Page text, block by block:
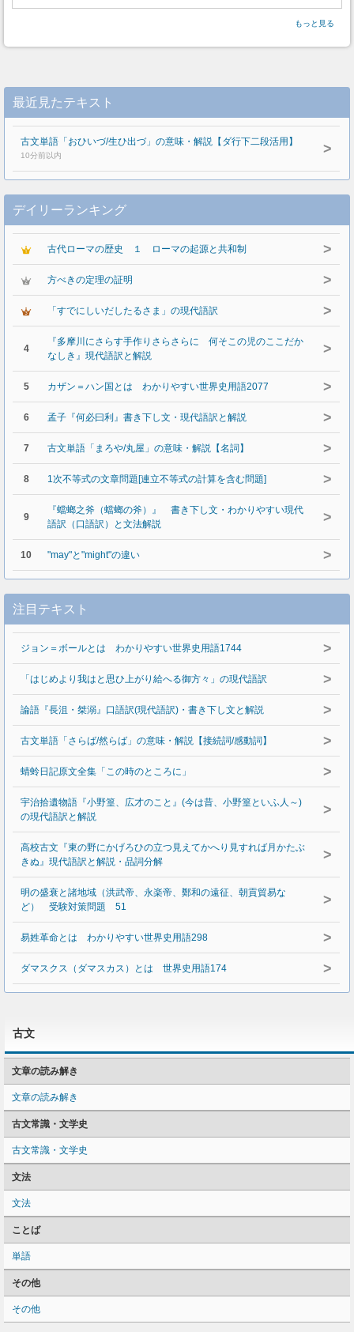
もっと見る
最近見たテキスト
古文単語「おひいづ/生ひ出づ」の意味・解説【ダ行下二段活用】
10分前以内 >
デイリーランキング
古代ローマの歴史 １ ローマの起源と共和制 >
方べきの定理の証明 >
「すでにしいだしたるさま」の現代語訳 >
4
『多摩川にさらす手作りさらさらに 何そこの児のここだか
なしき』現代語訳と解説
>
5 カザン＝ハン国とは わかりやすい世界史用語2077 >
6 孟子『何必曰利』書き下し文・現代語訳と解説 >
7 古文単語「まろや/丸屋」の意味・解説【名詞】 >
8 1次不等式の文章問題[連立不等式の計算を含む問題] >
9
『蟷螂之斧（蟷螂の斧）』 書き下し文・わかりやすい現代
語訳（口語訳）と文法解説
>
10 "may"と"might"の違い >
注目テキスト
ジョン＝ボールとは わかりやすい世界史用語1744 >
「はじめより我はと思ひ上がり給へる御方々」の現代語訳 >
論語『長沮・桀溺』口語訳(現代語訳)・書き下し文と解説 >
古文単語「さらば/然らば」の意味・解説【接続詞/感動詞】 >
蜻蛉日記原文全集「この時のところに」 >
宇治拾遺物語『小野篁、広才のこと』(今は昔、小野篁といふ人～)
の現代語訳と解説
>
高校古文『東の野にかげろひの立つ見えてかへり見すれば月かたぶ
きぬ』現代語訳と解説・品詞分解
>
明の盛衰と諸地域（洪武帝、永楽帝、鄭和の遠征、朝貢貿易な
ど） 受験対策問題 51
>
易姓革命とは わかりやすい世界史用語298 >
ダマスクス（ダマスカス）とは 世界史用語174 >
古文
文章の読み解き
文章の読み解き
古文常識・文学史
古文常識・文学史
文法
文法
ことば
単語
その他
その他